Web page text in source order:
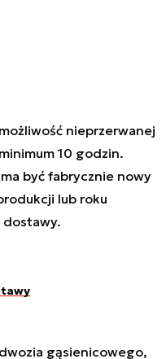
nieprzerwanej
10 godzin.
być fabrycznie nowy
lub roku
gąsienicowego,